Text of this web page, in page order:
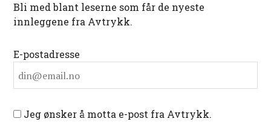
Bli med blant leserne som får de nyeste
innleggene fra Avtrykk.
E-postadresse
Jeg ønsker å motta e-post fra Avtrykk.